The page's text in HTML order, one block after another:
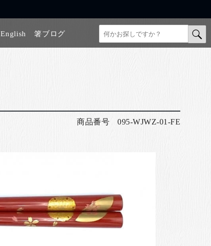
English 箸ブログ
商品番号 095-WJWZ-01-FE